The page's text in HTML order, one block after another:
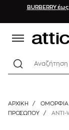
BURBERRY
Αναζήτηση
ΑΡΧΙΚΉ / ΟΜΟΡΦΙΑ
ΠΡΟΣΏΠΟΥ
/ ANTI-